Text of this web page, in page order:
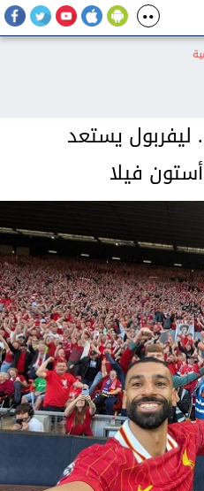
ليفربول يستعد
فيلا